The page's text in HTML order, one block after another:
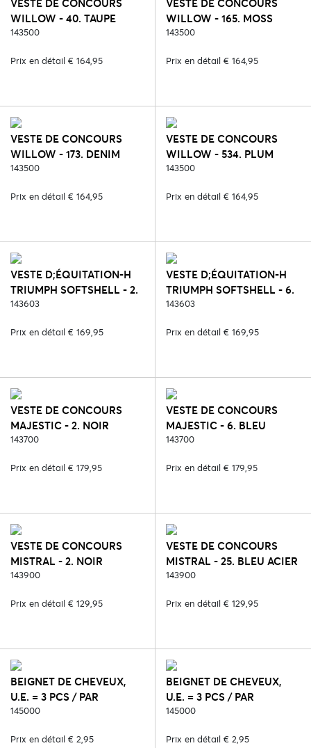
VESTE DE CONCOURS
WILLOW - 40. TAUPE
143500
Prix en détail € 164,95
VESTE DE CONCOURS
WILLOW - 165. MOSS
143500
Prix en détail € 164,95
VESTE DE CONCOURS
WILLOW - 173. DENIM
143500
Prix en détail € 164,95
VESTE DE CONCOURS
WILLOW - 534. PLUM
143500
Prix en détail € 164,95
VESTE D;ÉQUITATION-H
TRIUMPH SOFTSHELL - 2.
NOIR
143603
Prix en détail € 169,95
VESTE D;ÉQUITATION-H
TRIUMPH SOFTSHELL - 6.
BLEU
143603
Prix en détail € 169,95
VESTE DE CONCOURS
MAJESTIC - 2. NOIR
143700
Prix en détail € 179,95
VESTE DE CONCOURS
MAJESTIC - 6. BLEU
143700
Prix en détail € 179,95
VESTE DE CONCOURS
MISTRAL - 2. NOIR
143900
Prix en détail € 129,95
VESTE DE CONCOURS
MISTRAL - 25. BLEU ACIER
143900
Prix en détail € 129,95
BEIGNET DE CHEVEUX,
U.E. = 3 PCS / PAR
COULEUR - 2. NOIR
145000
Prix en détail € 2,95
BEIGNET DE CHEVEUX,
U.E. = 3 PCS / PAR
COULEUR - 5. MARRON
145000
Prix en détail € 2,95